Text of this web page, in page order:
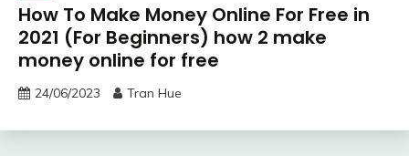
How To Make Money Online For Free in
2021 (For Beginners) how 2 make
money online for free
24/06/2023 Tran Hue